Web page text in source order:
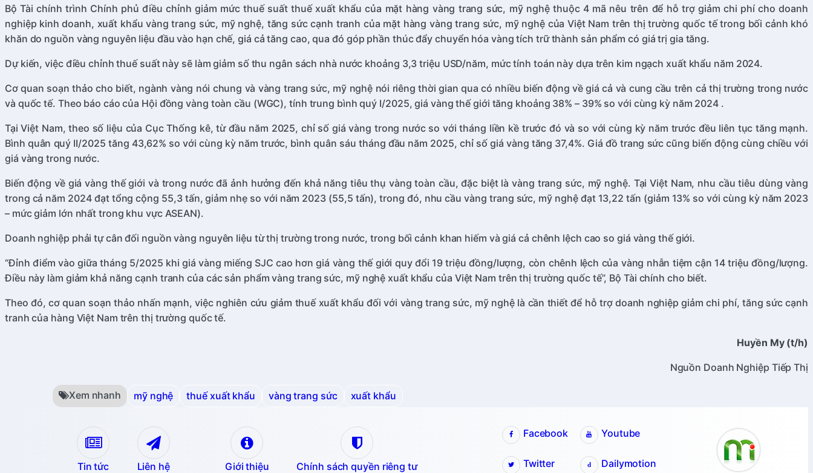
Bộ Tài chính trình Chính phủ điều chỉnh giảm mức thuế suất thuế xuất khẩu của mặt hàng vàng trang sức, mỹ nghệ thuộc 4 mã nêu trên để hỗ trợ giảm chi phí cho doanh
nghiệp kinh doanh, xuất khẩu vàng trang sức, mỹ nghệ, tăng sức cạnh tranh của mặt hàng vàng trang sức, mỹ nghệ của Việt Nam trên thị trường quốc tế trong bối cảnh khó
khăn do nguồn vàng nguyên liệu đầu vào hạn chế, giá cả tăng cao, qua đó góp phần thúc đẩy chuyển hóa vàng tích trữ thành sản phẩm có giá trị gia tăng.
Dự kiến, việc điều chỉnh thuế suất này sẽ làm giảm số thu ngân sách nhà nước khoảng 3,3 triệu USD/năm, mức tính toán này dựa trên kim ngạch xuất khẩu năm 2024.
Cơ quan soạn thảo cho biết, ngành vàng nói chung và vàng trang sức, mỹ nghệ nói riêng thời gian qua có nhiều biến động về giá cả và cung cầu trên cả thị trường trong nước
và quốc tế. Theo báo cáo của Hội đồng vàng toàn cầu (WGC), tính trung bình quý I/2025, giá vàng thế giới tăng khoảng 38% – 39% so với cùng kỳ năm 2024 .
Tại Việt Nam, theo số liệu của Cục Thống kê, từ đầu năm 2025, chỉ số giá vàng trong nước so với tháng liền kề trước đó và so với cùng kỳ năm trước đều liên tục tăng mạnh.
Bình quân quý II/2025 tăng 43,62% so với cùng kỳ năm trước, bình quân sáu tháng đầu năm 2025, chỉ số giá vàng tăng 37,4%. Giá đồ trang sức cũng biến động cùng chiều với
giá vàng trong nước.
Biến động về giá vàng thế giới và trong nước đã ảnh hưởng đến khả năng tiêu thụ vàng toàn cầu, đặc biệt là vàng trang sức, mỹ nghệ. Tại Việt Nam, nhu cầu tiêu dùng vàng
trong cả năm 2024 đạt tổng cộng 55,3 tấn, giảm nhẹ so với năm 2023 (55,5 tấn), trong đó, nhu cầu vàng trang sức, mỹ nghệ đạt 13,22 tấn (giảm 13% so với cùng kỳ năm 2023
– mức giảm lớn nhất trong khu vực ASEAN).
Doanh nghiệp phải tự cân đối nguồn vàng nguyên liệu từ thị trường trong nước, trong bối cảnh khan hiếm và giá cả chênh lệch cao so giá vàng thế giới.
“Đỉnh điểm vào giữa tháng 5/2025 khi giá vàng miếng SJC cao hơn giá vàng thế giới quy đổi 19 triệu đồng/lượng, còn chênh lệch của vàng nhẫn tiệm cận 14 triệu đồng/lượng.
Điều này làm giảm khả năng cạnh tranh của các sản phẩm vàng trang sức, mỹ nghệ xuất khẩu của Việt Nam trên thị trường quốc tế”, Bộ Tài chính cho biết.
Theo đó, cơ quan soạn thảo nhấn mạnh, việc nghiên cứu giảm thuế xuất khẩu đối với vàng trang sức, mỹ nghệ là cần thiết để hỗ trợ doanh nghiệp giảm chi phí, tăng sức cạnh
tranh của hàng Việt Nam trên thị trường quốc tế.
Huyền My (t/h)
Nguồn Doanh Nghiệp Tiếp Thị
Xem nhanh mỹ nghệ thuế xuất khẩu vàng trang sức xuất khẩu
Tin tức Liên hệ Giới thiệu Chính sách quyền riêng tư
Facebook Youtube
Twitter Dailymotion